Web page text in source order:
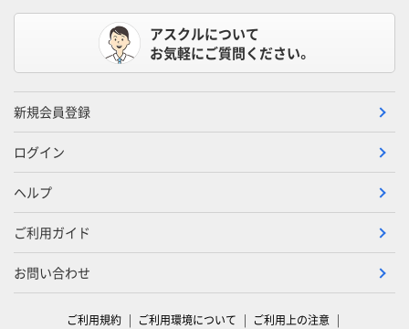
アスクルについて
お気軽にご質問ください。
新規会員登録
ログイン
ヘルプ
ご利用ガイド
お問い合わせ
ご利用規約 ご利用環境について
ご利用上の注意